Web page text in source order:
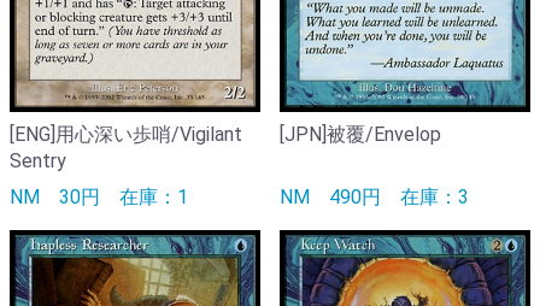
[ENG]用心深い歩哨/Vigilant
Sentry
NM 30円 在庫：1
[JPN]被覆/Envelop
NM 490円 在庫：3